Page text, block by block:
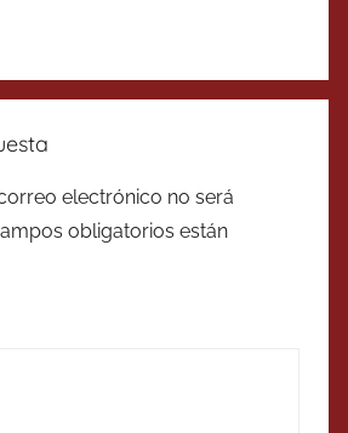
electrónico no será
obligatorios están